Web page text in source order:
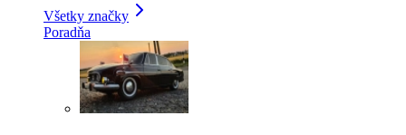
Všetky značky
Poradňa